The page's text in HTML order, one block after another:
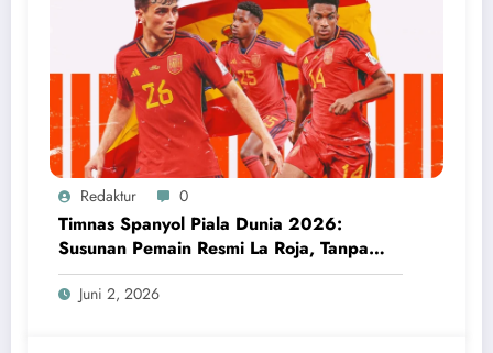
Redaktur 0
Timnas Spanyol Piala Dunia 2026:
Susunan Pemain Resmi La Roja, Tanpa
Wakil Real Madrid
Juni 2, 2026